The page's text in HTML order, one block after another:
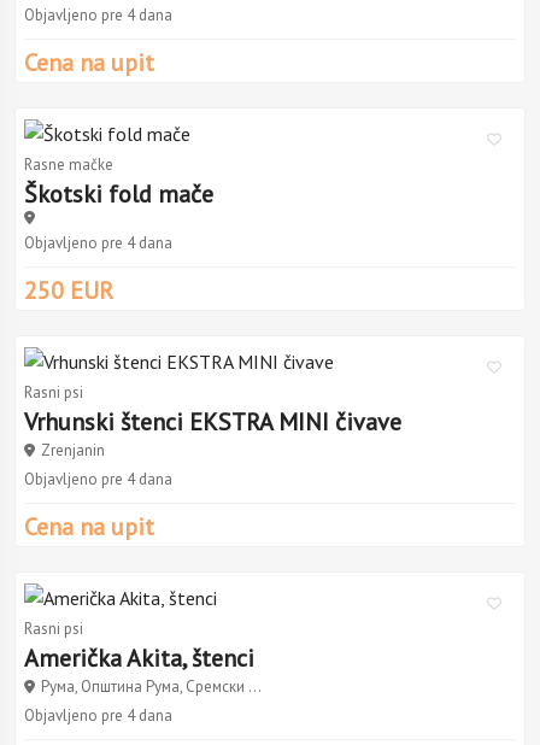
Objavljeno pre 4 dana
Cena na upit
Rasne mačke
Škotski fold mače
Objavljeno pre 4 dana
250 EUR
Rasni psi
Vrhunski štenci EKSTRA MINI čivave
Zrenjanin
Objavljeno pre 4 dana
Cena na upit
Rasni psi
Američka Akita, štenci
Рума, Општина Рума, Сремски ...
Objavljeno pre 4 dana